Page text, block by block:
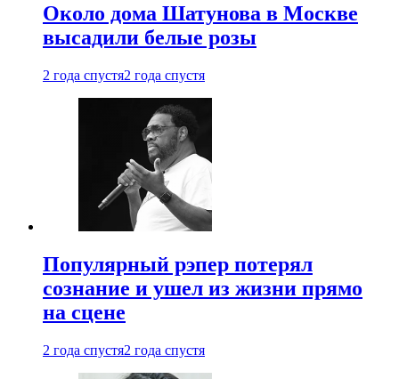
Около дома Шатунова в Москве
высадили белые розы
2 года спустя2 года спустя
Популярный рэпер потерял
сознание и ушел из жизни прямо
на сцене
2 года спустя2 года спустя